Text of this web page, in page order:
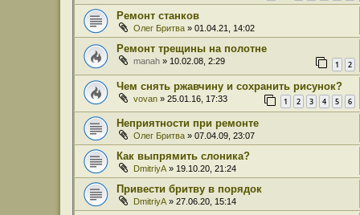
Ремонт станков
Олег Бритва » 01.04.21, 14:02
Ремонт трещины на полотне
manah » 10.02.08, 2:29 1 2
Чем снять ржавчину и сохранить рисунок?
vovan » 25.01.16, 17:33 1 2 3 4 5 6
Неприятности при ремонте
Олег Бритва » 07.04.09, 23:07
Как выпрямить слоника?
DmitriyA » 19.10.20, 21:24
Привести бритву в порядок
DmitriyA » 27.06.20, 15:14